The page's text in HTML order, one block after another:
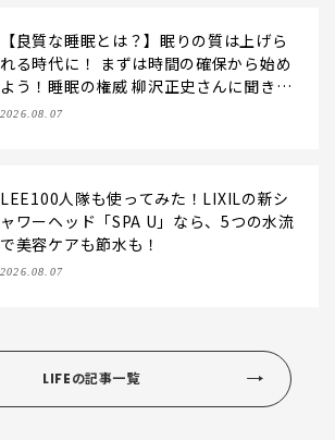
【良質な睡眠とは？】眠りの質は上げら
れる時代に！ まずは時間の確保から始め
よう！睡眠の権威 柳沢正史さんに聞きま
した
2026.08.07
LEE100人隊も使ってみた！LIXILの新シ
ャワーヘッド「SPA U」なら、5つの水流
で美容ケアも節水も！
2026.08.07
LIFEの記事一覧